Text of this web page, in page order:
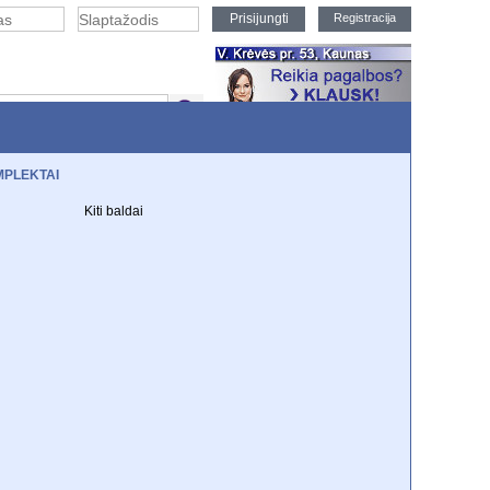
Registracija
Kiti baldai